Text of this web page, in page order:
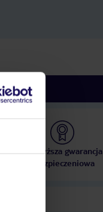
Najwyższa gwarancja
ubezpieczeniowa